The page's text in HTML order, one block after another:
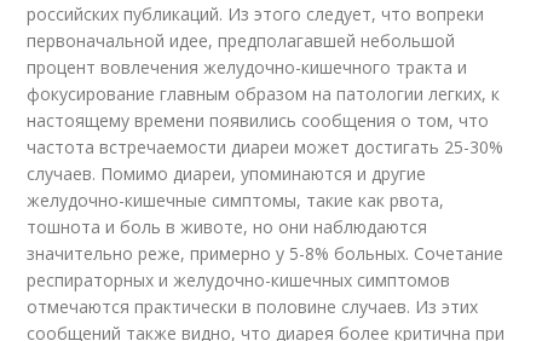
российских публикаций. Из этого следует, что вопреки
первоначальной идее, предполагавшей небольшой
процент вовлечения желудочно-кишечного тракта и
фокусирование главным образом на патологии легких, к
настоящему времени появились сообщения о том, что
частота встречаемости диареи может достигать 25-30%
случаев. Помимо диареи, упоминаются и другие
желудочно-кишечные симптомы, такие как рвота,
тошнота и боль в животе, но они наблюдаются
значительно реже, примерно у 5-8% больных. Сочетание
респираторных и желудочно-кишечных симптомов
отмечаются практически в половине случаев. Из этих
сообщений также видно, что диарея более критична при